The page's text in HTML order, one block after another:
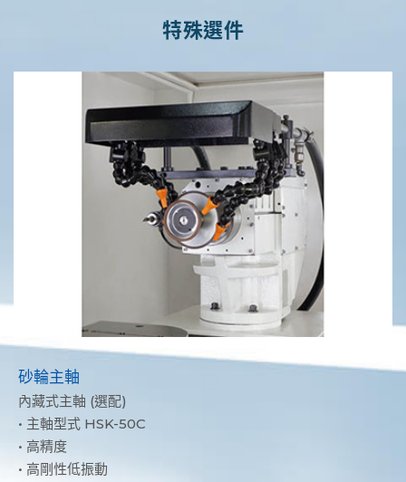
特殊選件
砂輪主軸
內藏式主軸 (選配)
• 主軸型式 HSK-50C
• 高精度
• 高剛性低振動